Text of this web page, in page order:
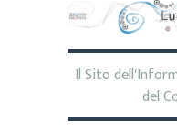
Il Sito
del